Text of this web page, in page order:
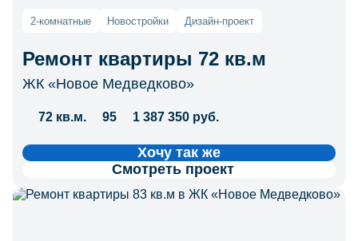
2-комнатные Новостройки Дизайн-проект
Ремонт квартиры 72 кв.м
ЖК «Новое Медведково»
72 кв.м. 95 1 387 350 руб.
Хочу так же
Смотреть проект